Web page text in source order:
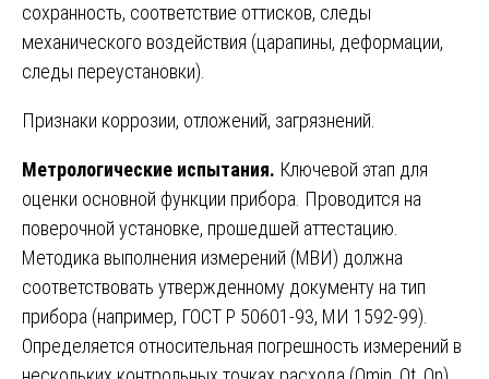
сохранность, соответствие оттисков, следы
механического воздействия (царапины, деформации,
следы переустановки).
Признаки коррозии, отложений, загрязнений.
Метрологические испытания. Ключевой этап для
оценки основной функции прибора. Проводится на
поверочной установке, прошедшей аттестацию.
Методика выполнения измерений (МВИ) должна
соответствовать утвержденному документу на тип
прибора (например, ГОСТ Р 50601-93, МИ 1592-99).
Определяется относительная погрешность измерений в